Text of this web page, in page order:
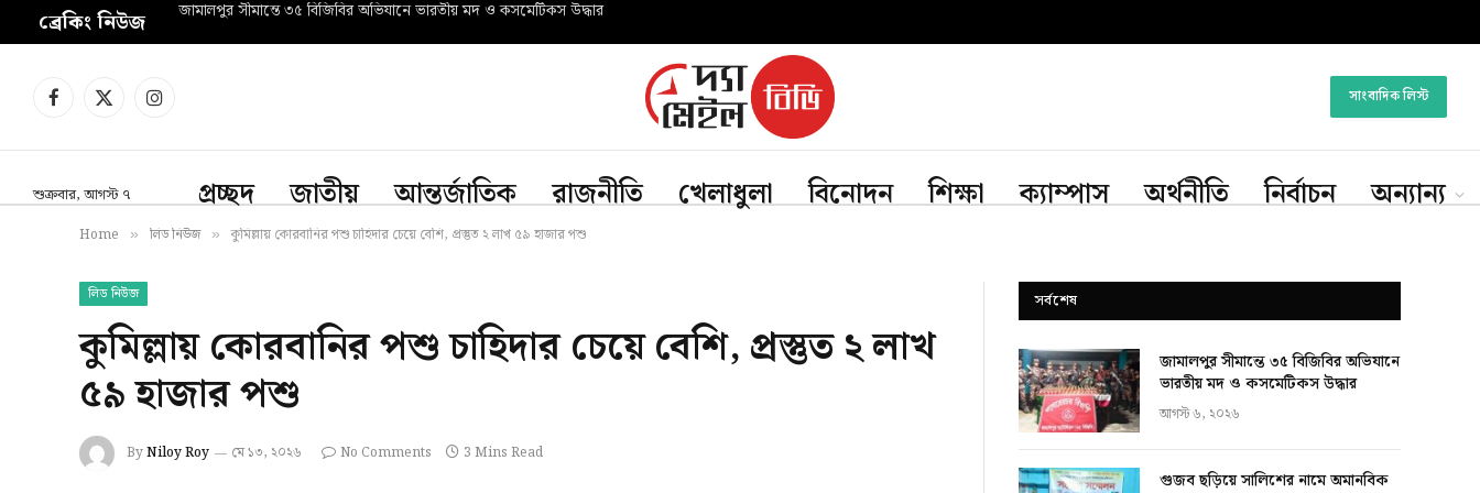
ব্রেকিং নিউজ জামালপুর সীমান্তে ৩৫ বিজিবির অভিযানে ভারতীয় মদ ও কসমেটিকস উদ্ধার
Facebook
X
Instagram সাংবাদিক লিস্ট
শুক্রবার, আগস্ট ৭ প্রচ্ছদ জাতীয় আন্তর্জাতিক রাজনীতি খেলাধুলা বিনোদন শিক্ষা ক্যাম্পাস অর্থনীতি নির্বাচন অন্যান্য
Home » লিড নিউজ » কুমিল্লায় কোরবানির পশু চাহিদার চেয়ে বেশি, প্রস্তুত ২ লাখ ৫৯ হাজার পশু
লিড নিউজ
কুমিল্লায় কোরবানির পশু চাহিদার চেয়ে বেশি, প্রস্তুত ২ লাখ
৫৯ হাজার পশু
ByNiloy Roy মে ১৩, ২০২৬ No Comments 3 Mins Read
সর্বশেষ
জামালপুর সীমান্তে ৩৫ বিজিবির অভিযানে
ভারতীয় মদ ও কসমেটিকস উদ্ধার
আগস্ট ৬, ২০২৬
গুজব ছড়িয়ে সালিশের নামে অমানবিক